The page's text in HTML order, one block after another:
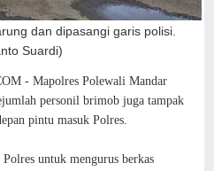
dan dipasangi garis polisi.
Suardi)
- Mapolres Polewali Mandar
personil brimob juga tampak
pintu masuk Polres.
untuk mengurus berkas